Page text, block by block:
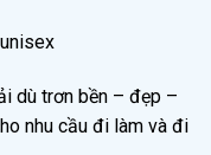
dù trơn bền – đẹp –
nhu cầu đi làm và đi